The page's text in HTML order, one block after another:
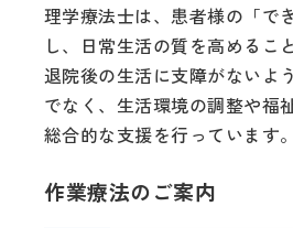
理学療法士は、患者様の「で
し、日常生活の質を高めるこ
退院後の生活に支障がないよ
でなく、生活環境の調整や福
総合的な支援を行っています。
作業療法のご案内